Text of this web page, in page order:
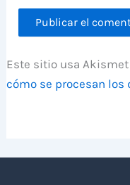
Este sitio usa
cómo se procesan